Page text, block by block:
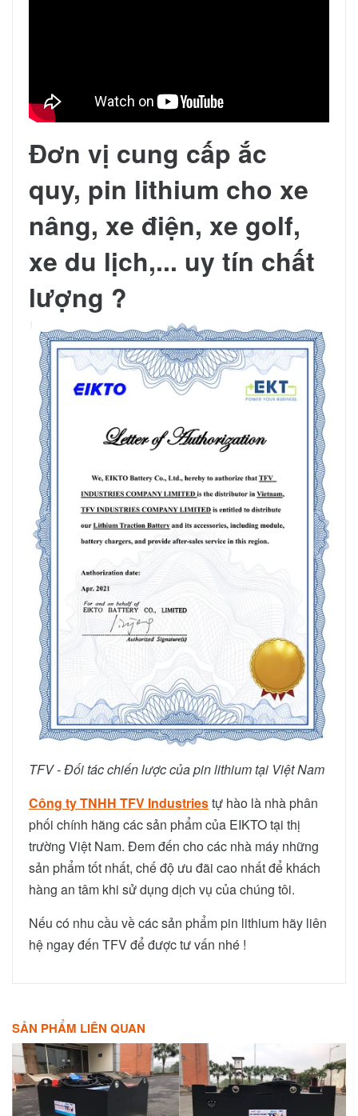
Đơn vị cung cấp ắc
quy, pin lithium cho xe
nâng, xe điện, xe golf,
xe du lịch,... uy tín chất
lượng ?
TFV - Đối tác chiến lược của pin lithium tại Việt Nam
Công ty TNHH TFV Industriestự hào là nhà phân
phối chính hãng các sản phẩm của EIKTO tại thị
trường Việt Nam. Đem đến cho các nhà máy những
sản phẩm tốt nhất, chế độ ưu đãi cao nhất để khách
hàng an tâm khi sử dụng dịch vụ của chúng tôi.
Nếu có nhu cầu về các sản phẩm pin lithium hãy liên
hệ ngay đến TFV để được tư vấn nhé !
SẢN PHẨM LIÊN QUAN